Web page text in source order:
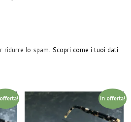
ridurre lo spam. Scopri come i tuoi dati
In offerta!